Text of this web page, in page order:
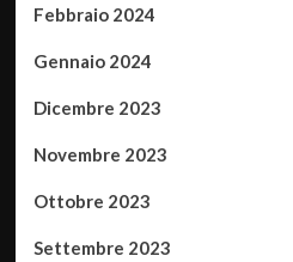
Febbraio 2024
Gennaio 2024
Dicembre 2023
Novembre 2023
Ottobre 2023
Settembre 2023